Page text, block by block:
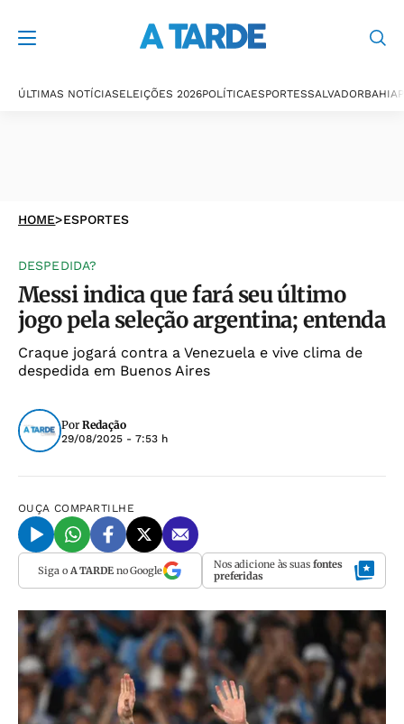
ÚLTIMAS NOTÍCIASELEIÇÕES 2026POLÍTICAESPORTESSALVADORBAHIA
HOME>ESPORTES
DESPEDIDA?
Messi indica que fará seu último
jogo pela seleção argentina; entenda
Craque jogará contra a Venezuela e vive clima de
despedida em Buenos Aires
Por Redação
29/08/2025 - 7:53 h
OUÇA COMPARTILHE
Siga o A TARDEno Google Nos adicione às suas fontes
preferidas